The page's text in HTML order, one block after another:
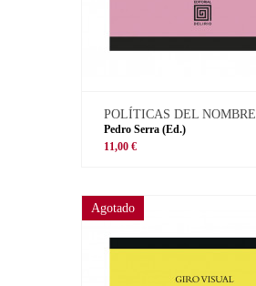
POLÍTICAS DEL NOMBRE
Pedro Serra (Ed.)
11,00 €
Agotado